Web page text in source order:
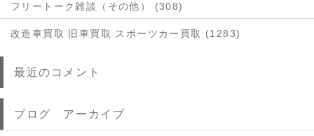
フリートーク雑談（その他） (308)
改造車買取 旧車買取 スポーツカー買取 (1283)
最近のコメント
ブログ アーカイブ